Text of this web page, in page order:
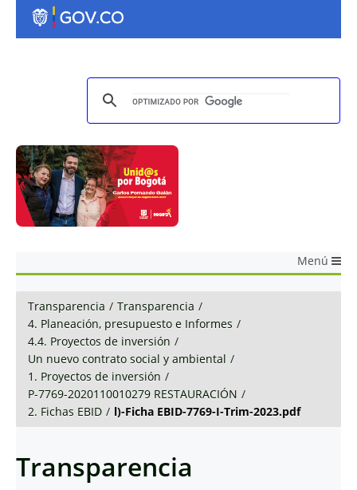
Menú
Transparencia / Transparencia /
4. Planeación, presupuesto e Informes /
4.4. Proyectos de inversión /
Un nuevo contrato social y ambiental /
1. Proyectos de inversión /
P-7769-2020110010279 RESTAURACIÓN /
2. Fichas EBID / l)-Ficha EBID-7769-I-Trim-2023.pdf
Transparencia